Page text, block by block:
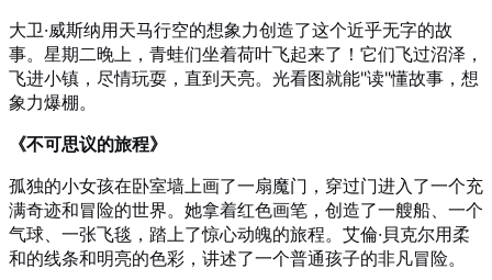
大卫·威斯纳用天马行空的想象力创造了这个近乎无字的故
事。星期二晚上，青蛙们坐着荷叶飞起来了！它们飞过沼泽，
飞进小镇，尽情玩耍，直到天亮。光看图就能"读"懂故事，想
象力爆棚。
《不可思议的旅程》
孤独的小女孩在卧室墙上画了一扇魔门，穿过门进入了一个充
满奇迹和冒险的世界。她拿着红色画笔，创造了一艘船、一个
气球、一张飞毯，踏上了惊心动魄的旅程。艾倫·貝克尔用柔
和的线条和明亮的色彩，讲述了一个普通孩子的非凡冒险。